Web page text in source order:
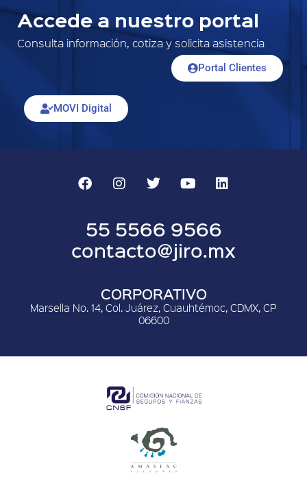
Accede a nuestro portal
Consulta información, cotiza y solicita asistencia
Portal Clientes
MOVI Digital
55 5566 9566
contacto@jiro.mx
CORPORATIVO
Marsella No. 14, Col. Juárez, Cuauhtémoc, CDMX, CP
06600